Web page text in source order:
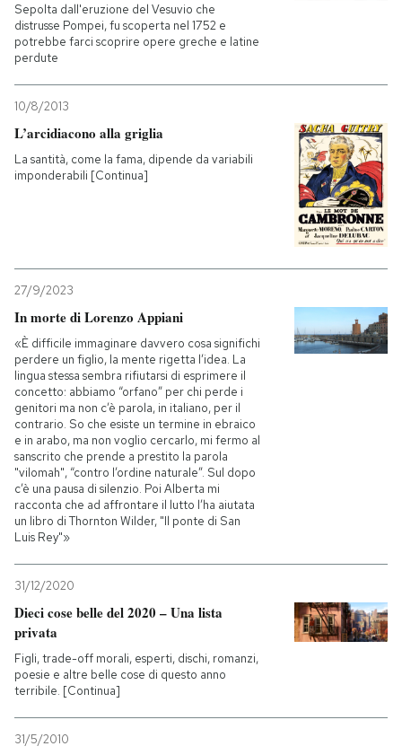
Sepolta dall'eruzione del Vesuvio che
distrusse Pompei, fu scoperta nel 1752 e
potrebbe farci scoprire opere greche e latine
perdute
10/8/2013
L’arcidiacono alla griglia
La santità, come la fama, dipende da variabili
imponderabili [Continua]
27/9/2023
In morte di Lorenzo Appiani
«È difficile immaginare davvero cosa significhi
perdere un figlio, la mente rigetta l’idea. La
lingua stessa sembra rifiutarsi di esprimere il
concetto: abbiamo “orfano” per chi perde i
genitori ma non c’è parola, in italiano, per il
contrario. So che esiste un termine in ebraico
e in arabo, ma non voglio cercarlo, mi fermo al
sanscrito che prende a prestito la parola
"vilomah", “contro l’ordine naturale”. Sul dopo
c’è una pausa di silenzio. Poi Alberta mi
racconta che ad affrontare il lutto l’ha aiutata
un libro di Thornton Wilder, "Il ponte di San
Luis Rey"»
31/12/2020
Dieci cose belle del 2020 – Una lista
privata
Figli, trade-off morali, esperti, dischi, romanzi,
poesie e altre belle cose di questo anno
terribile. [Continua]
31/5/2010